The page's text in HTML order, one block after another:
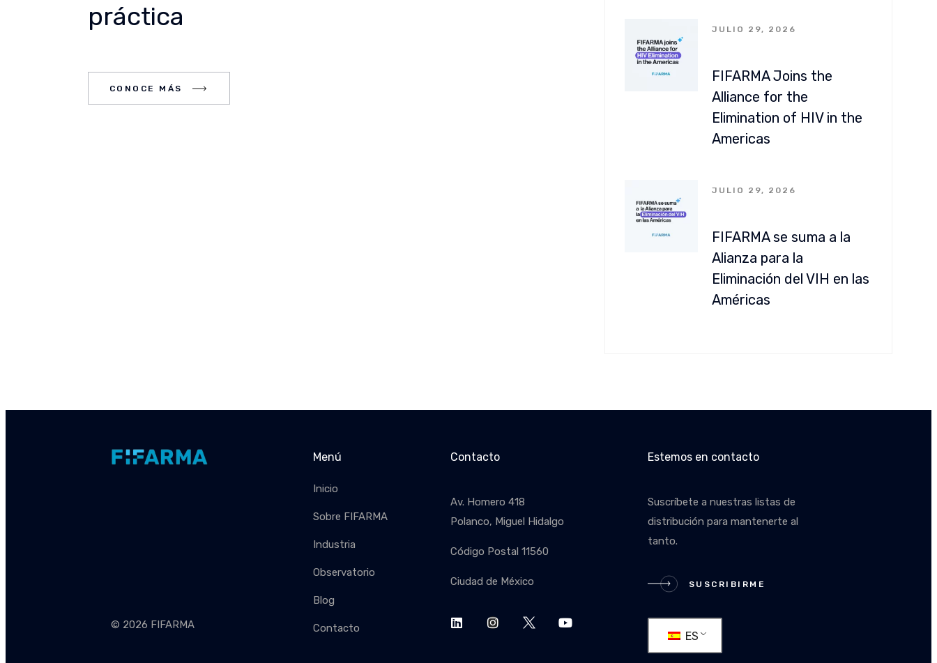
práctica
CONOCE MÁS
JULIO 29, 2026
FIFARMA Joins the
Alliance for the
Elimination of HIV in the
Americas
JULIO 29, 2026
FIFARMA se suma a la
Alianza para la
Eliminación del VIH en las
Américas
© 2026 FIFARMA
Menú
Inicio
Sobre FIFARMA
Industria
Observatorio
Blog
Contacto
Contacto
Av. Homero 418
Polanco, Miguel Hidalgo
Código Postal 11560
Ciudad de México
Estemos en contacto
Suscríbete a nuestras listas de
distribución para mantenerte al
tanto.
SUSCRIBIRME
ES